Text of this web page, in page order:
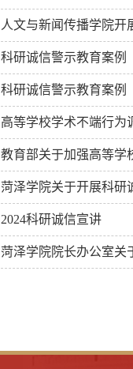
人文与新闻传播学院开
科研诚信警示教育案例
科研诚信警示教育案例
高等学校学术不端行为
教育部关于加强高等学
菏泽学院关于开展科研
2024科研诚信宣讲
菏泽学院院长办公室关